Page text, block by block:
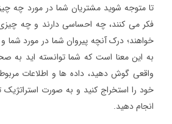
تا متوجه شوید مشتریان شما در مورد چه
فکر می کنند، چه احساسی دارند و چه
خواهند؛ درک آنچه پیروان شما در مورد
به این معنا است که شما توانسته اید به
واقعی گوش دهید، داده ها و اطلاعات
خود را استخراج کنید و به صورت
انجام دهید.